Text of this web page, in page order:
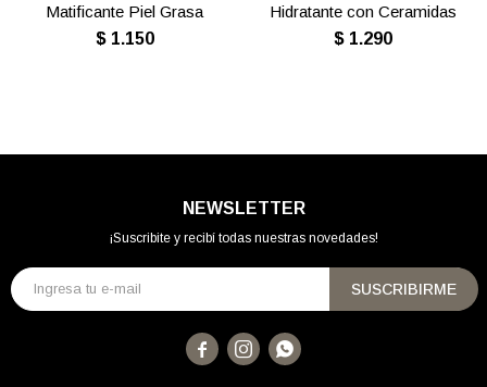
Matificante Piel Grasa
$ 1.150
Hidratante con Ceramidas
$ 1.290
NEWSLETTER
¡Suscribite y recibí todas nuestras novedades!
SUSCRIBIRME
  